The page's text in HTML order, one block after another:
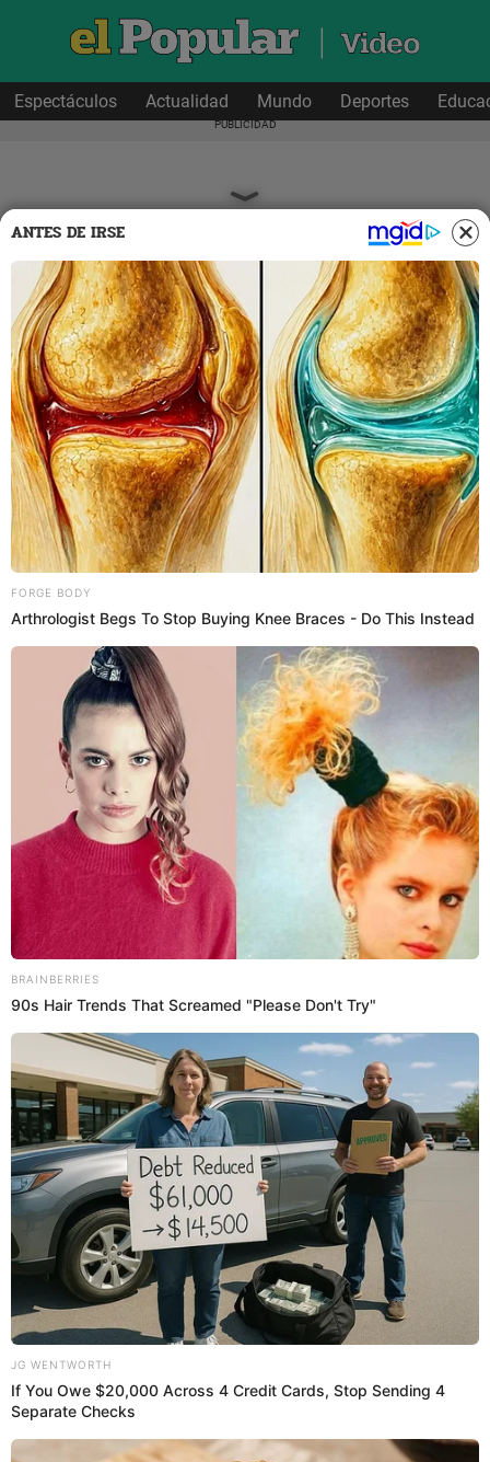
Espectáculos Actualidad Mundo Deportes
Videos
Macarena Vélez estaría en saliditas con el
aun esposo de Johana 'La Nena' Cubillas
Macarena Vélez y Juan Ichazo habrían decidido ir de 1 a
1000 en un segundo y es que ambos habrían iniciado un
romance a poco menos de dos semanas que el modelo
anunciara el fin de su matrimonio con la hija del Teófilo
Cubillas. La parejita se ha lucido más de una vez juntos e
incluso son trasladados en la camioneta de la madre de la
chica reality.
26 de febrero de 2025
Bryan Salvatierra
@elpopular_pe
Bryan270616
elpopular.pe
26 Feb 2025 | 18:09 h
Actualizado26 Feb 2025 | 18:09 h
ANTES DE IRSE